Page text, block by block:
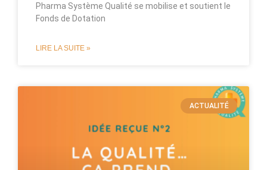
Pharma Système Qualité se mobilise et soutient le
Fonds de Dotation
LIRE LA SUITE »
ACTUALITÉ